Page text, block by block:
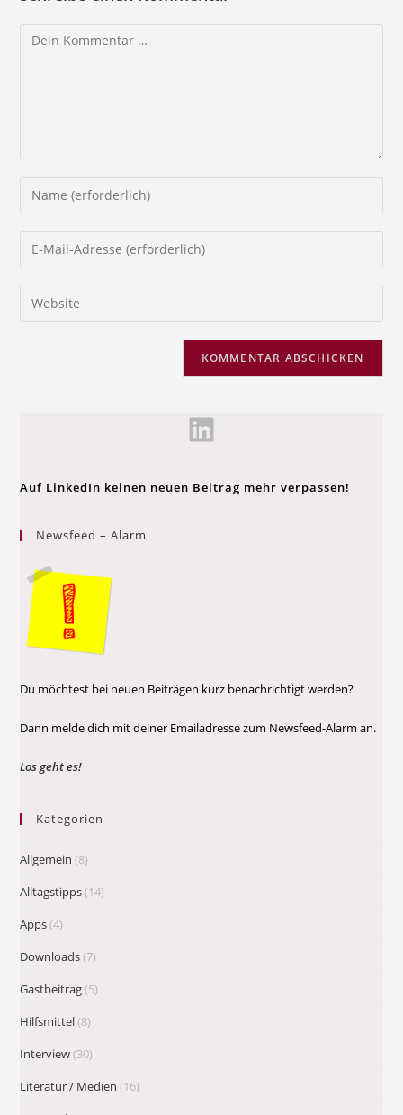
Auf LinkedIn keinen neuen Beitrag mehr verpassen!
Newsfeed – Alarm
Du möchtest bei neuen Beiträgen kurz benachrichtigt werden?
Dann melde dich mit deiner Emailadresse zum Newsfeed-Alarm an.
Los geht es!
Kategorien
Allgemein (8)
Alltagstipps(14)
Apps(4)
Downloads(7)
Gastbeitrag(5)
Hilfsmittel(8)
Interview(30)
Literatur / Medien (16)